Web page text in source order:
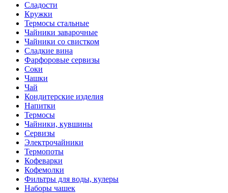
Сладости
Кружки
Термосы стальные
Чайники заварочные
Чайники со свистком
Сладкие вина
Фарфоровые сервизы
Соки
Чашки
Чай
Кондитерские изделия
Напитки
Термосы
Чайники, кувшины
Сервизы
Электрочайники
Термопоты
Кофеварки
Кофемолки
Фильтры для воды, кулеры
Наборы чашек